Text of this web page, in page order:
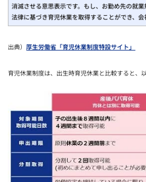
消滅させる意思表示です。もし、お勤め先の就
法律に基づき育児休業を取得することができ、
出典）厚生労働省「育児休業制度特設サイト」
育児休業制度は、出生時育児休業と比較すると、